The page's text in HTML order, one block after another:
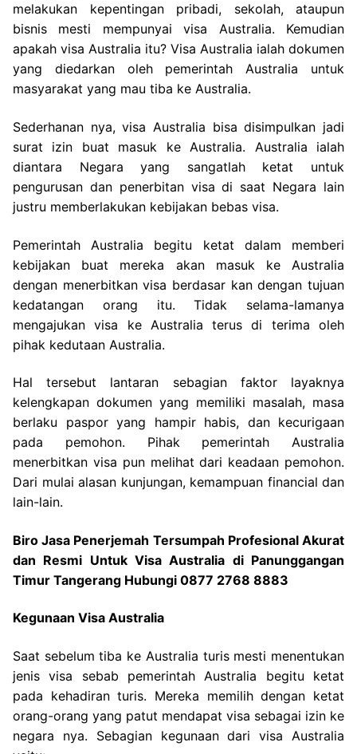
melakukan kepentingan pribadi, sekolah, ataupun
bisnis mesti mempunyai visa Australia. Kemudian
apakah visa Australia itu? Visa Australia ialah dokumen
yang diedarkan oleh pemerintah Australia untuk
masyarakat yang mau tiba ke Australia.
Sederhanan nya, visa Australia bisa disimpulkan jadi
surat izin buat masuk ke Australia. Australia ialah
diantara Negara yang sangatlah ketat untuk
pengurusan dan penerbitan visa di saat Negara lain
justru memberlakukan kebijakan bebas visa.
Pemerintah Australia begitu ketat dalam memberi
kebijakan buat mereka akan masuk ke Australia
dengan menerbitkan visa berdasar kan dengan tujuan
kedatangan orang itu. Tidak selama-lamanya
mengajukan visa ke Australia terus di terima oleh
pihak kedutaan Australia.
Hal tersebut lantaran sebagian faktor layaknya
kelengkapan dokumen yang memiliki masalah, masa
berlaku paspor yang hampir habis, dan kecurigaan
pada pemohon. Pihak pemerintah Australia
menerbitkan visa pun melihat dari keadaan pemohon.
Dari mulai alasan kunjungan, kemampuan financial dan
lain-lain.
Biro Jasa Penerjemah Tersumpah Profesional Akurat
dan Resmi Untuk Visa Australia di Panunggangan
Timur Tangerang Hubungi 0877 2768 8883
Kegunaan Visa Australia
Saat sebelum tiba ke Australia turis mesti menentukan
jenis visa sebab pemerintah Australia begitu ketat
pada kehadiran turis. Mereka memilih dengan ketat
orang-orang yang patut mendapat visa sebagai izin ke
negara nya. Sebagian kegunaan dari visa Australia